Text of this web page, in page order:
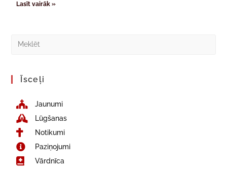
Lasīt vairāk »
Īsceļi
Jaunumi
Lūgšanas
Notikumi
Paziņojumi
Vārdnīca